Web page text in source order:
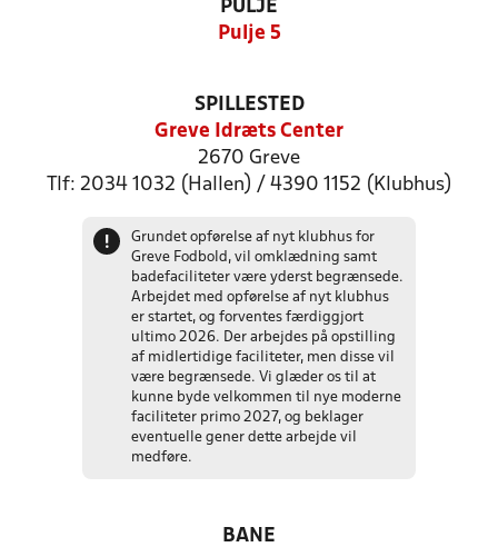
PULJE
Pulje 5
SPILLESTED
Greve Idræts Center
2670 Greve
Tlf: 2034 1032 (Hallen) / 4390 1152 (Klubhus)
!
Grundet opførelse af nyt klubhus for
Greve Fodbold, vil omklædning samt
badefaciliteter være yderst begrænsede.
Arbejdet med opførelse af nyt klubhus
er startet, og forventes færdiggjort
ultimo 2026. Der arbejdes på opstilling
af midlertidige faciliteter, men disse vil
være begrænsede. Vi glæder os til at
kunne byde velkommen til nye moderne
faciliteter primo 2027, og beklager
eventuelle gener dette arbejde vil
medføre.
BANE